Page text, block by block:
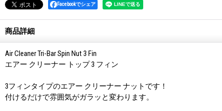
Facebookでシェア
商品詳細
Air Cleaner Tri-Bar Spin Nut 3 Fin
エアー クリーナー トップ 3 フィン
3フィンタイプのエアー クリーナー ナットです！
付けるだけで雰囲気がガラッと変わります。